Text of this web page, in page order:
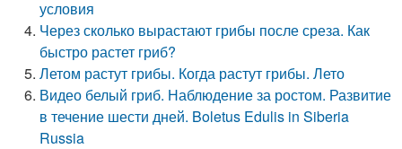
условия
Через сколько вырастают грибы после среза. Как
быстро растет гриб?
Летом растут грибы. Когда растут грибы. Лето
Видео белый гриб. Наблюдение за ростом. Развитие
в течение шести дней. Boletus Edulis in Siberia
Russia